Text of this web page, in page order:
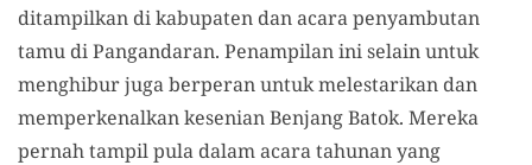
ditampilkan di kabupaten dan acara penyambutan
tamu di Pangandaran. Penampilan ini selain untuk
menghibur juga berperan untuk melestarikan dan
memperkenalkan kesenian Benjang Batok. Mereka
pernah tampil pula dalam acara tahunan yang